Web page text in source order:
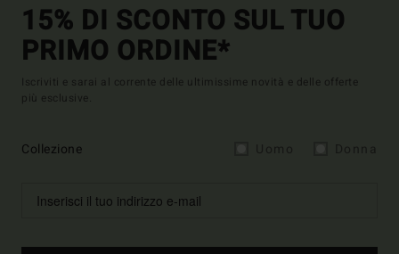
15% DI SCONTO SUL TUO
PRIMO ORDINE*
Iscriviti e sarai al corrente delle ultimissime novità e delle offerte
più esclusive.
Collezione